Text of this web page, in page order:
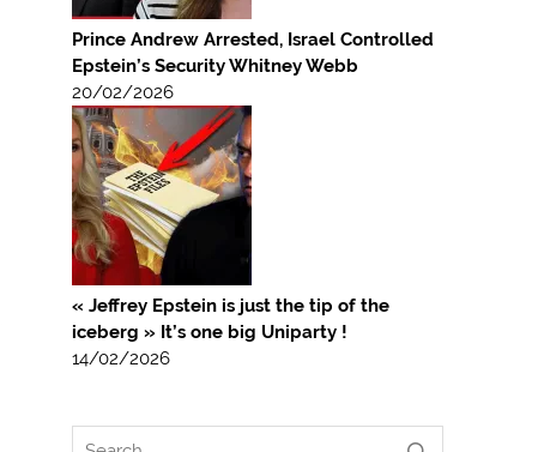
Prince Andrew Arrested, Israel Controlled
Epstein’s Security Whitney Webb
20/02/2026
« Jeffrey Epstein is just the tip of the
iceberg » It’s one big Uniparty !
14/02/2026